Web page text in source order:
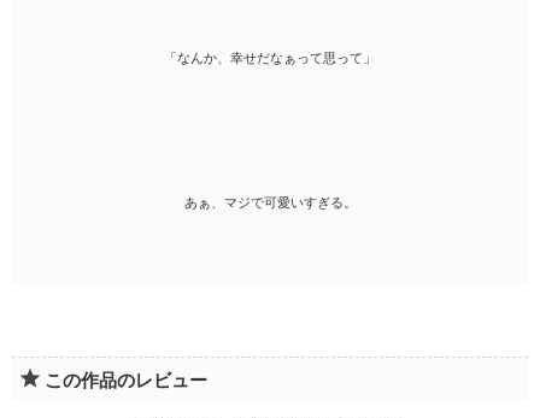
「なんか、幸せだなぁって思って」
あぁ、マジで可愛いすぎる。
この作品のレビュー